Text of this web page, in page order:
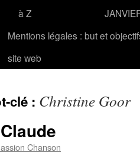
à Z
Mentions légales : but et
site web
clé : Christine Goor
Chanson